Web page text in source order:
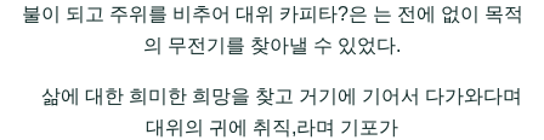
불이 되고 주위를 비추어 대위 카피타?은 는 전에 없이 목적
의 무전기를 찾아낼 수 있었다.
삶에 대한 희미한 희망을 찾고 거기에 기어서 다가와다며
대위의 귀에 취직,라며 기포가